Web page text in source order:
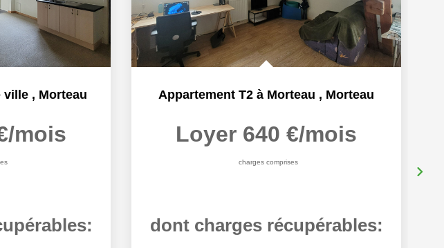
ville , Morteau
mois
Appartement T2 à Morteau , Morteau
Loyer 640 €/mois
charges comprises
dont charges récupérables: